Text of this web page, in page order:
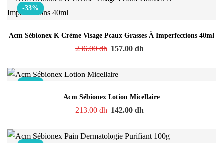
-33%
Acm Sébionex K Crème Visage Peaux Grasses À Imperfections 40ml
236.00dh 157.00 dh
-33%
Acm Sébionex Lotion Micellaire
213.00dh 142.00 dh
-34%